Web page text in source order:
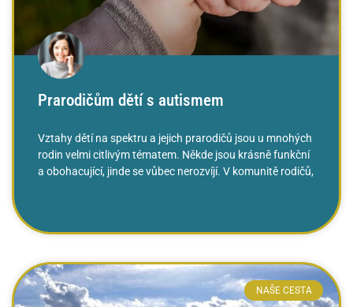
Prarodičům dětí s autismem
Vztahy dětí na spektru a jejich prarodičů jsou u mnohých
rodin velmi citlivým tématem. Někde jsou krásně funkční
a obohacující, jinde se vůbec nerozvíjí. V komunitě rodičů,
NAŠE CESTA